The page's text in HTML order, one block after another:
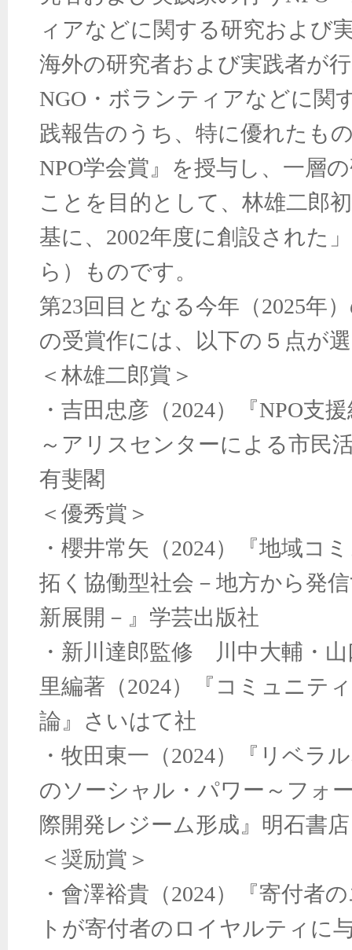
ィアなどに関する研究および
海外の研究者および実践者が
NGO・ボランティアなどに関
践報告のうち、特に優れたも
NPO学会賞』を授与し、一層
ことを目的として、林雄二郎
基に、2002年度に創設された
ら）ものです。
第23回目となる今年（2025年
の受賞作には、以下の５点が
＜林雄二郎賞＞
・吉田忠彦（2024）『NPO支
～アリスセンターによる市民
有斐閣
＜優秀賞＞
・櫻井常矢（2024）『地域コ
拓く協働型社会－地方から発
新展開－』学芸出版社
・新川達郎監修 川中大輔・
里編著（2024）『コミュニテ
論』さいはて社
・牧田東一（2024）『リベラ
のソーシャル・パワー～フォ
際開発レジーム形成』明石書店
＜奨励賞＞
・會澤裕貴（2024）『寄付者
トが寄付者のロイヤルティに